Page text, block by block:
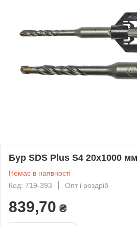
Бур SDS Plus S4 20х1000
Немає в наявності
Код: 719-393
Опт і роздріб
839,70 ₴